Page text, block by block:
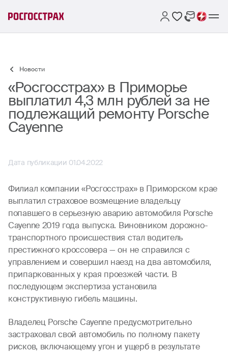
Новости
«Росгосстрах» в Приморье
выплатил 4,3 млн рублей за не
подлежащий ремонту Porsche
Cayenne
Дата публикации 01.04.2022
Филиал компании «Росгосстрах» в Приморском крае
выплатил страховое возмещение владельцу
попавшего в серьезную аварию автомобиля Porsche
Cayenne 2019 года выпуска. Виновником дорожно-
транспортного происшествия стал водитель
престижного кроссовера — он не справился с
управлением и совершил наезд на два автомобиля,
припаркованных у края проезжей части. В
последующем экспертиза установила
конструктивную гибель машины.
Владелец Porsche Cayenne предусмотрительно
застраховал свой автомобиль по полному пакету
рисков, включающему угон и ущерб в результате